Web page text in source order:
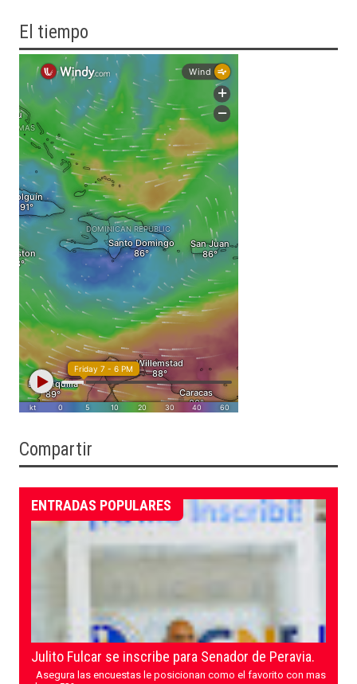
El tiempo
Compartir
ENTRADAS POPULARES
Julito Fulcar se inscribe para Senador de Peravia.
Asegura las encuestas le posicionan como el favorito con mas